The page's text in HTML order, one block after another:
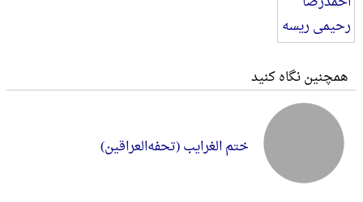
همچنین نگاه کنید
ختم الغرایب (تحفه‌العراقین‌)